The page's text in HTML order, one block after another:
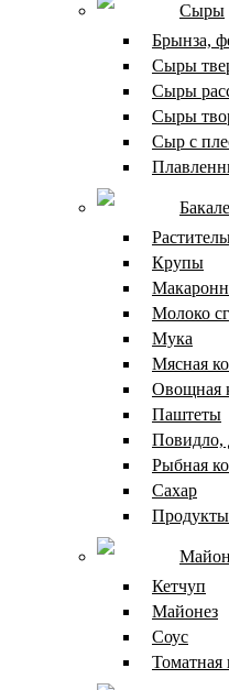
Сыры
Брынза,
Сыры
Сыры
Сыры
Сыр с
Крупы
Молоко
Мука
Мясная
Овощная
Паштеты
Рыбная
Сахар
Продукты
Кетчуп
Майонез
Соус
Томатная